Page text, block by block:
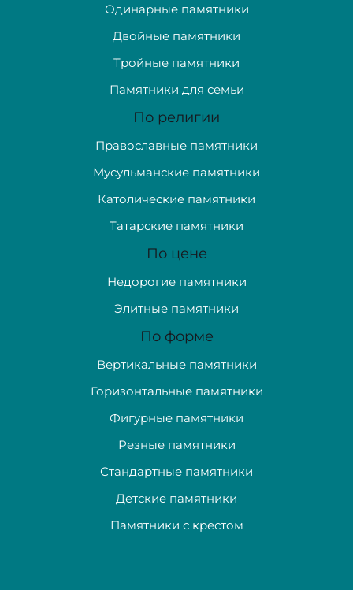
Одинарные памятники
Двойные памятники
Тройные памятники
Памятники для семьи
По религии
Православные памятники
Мусульманские памятники
Католические памятники
Татарские памятники
По цене
Недорогие памятники
Элитные памятники
По форме
Вертикальные памятники
Горизонтальные памятники
Фигурные памятники
Резные памятники
Стандартные памятники
Детские памятники
Памятники с крестом